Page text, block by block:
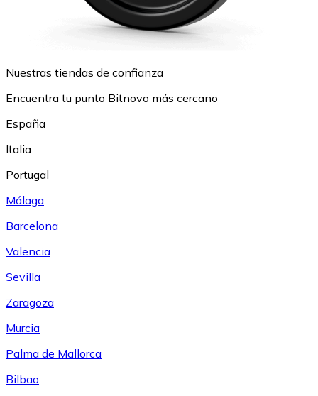
Nuestras tiendas de confianza
Encuentra tu punto Bitnovo más cercano
España
Italia
Portugal
Málaga
Barcelona
Valencia
Sevilla
Zaragoza
Murcia
Palma de Mallorca
Bilbao